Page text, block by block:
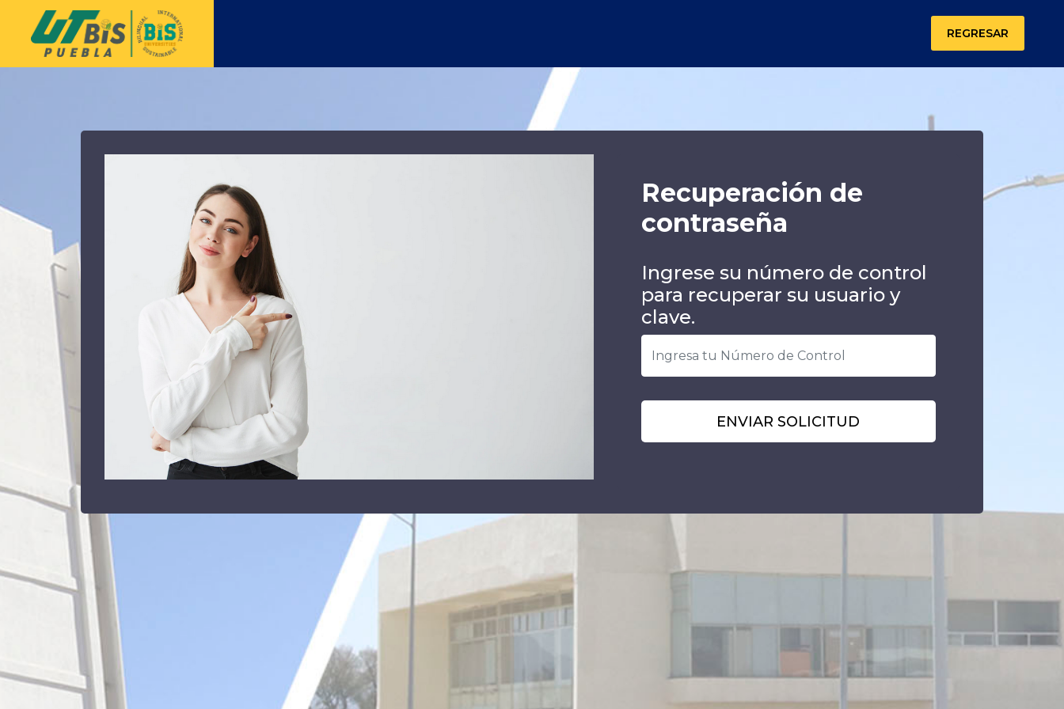
REGRESAR
Recuperación de
contraseña
Ingrese su número de control
para recuperar su usuario y
clave.
ENVIAR SOLICITUD